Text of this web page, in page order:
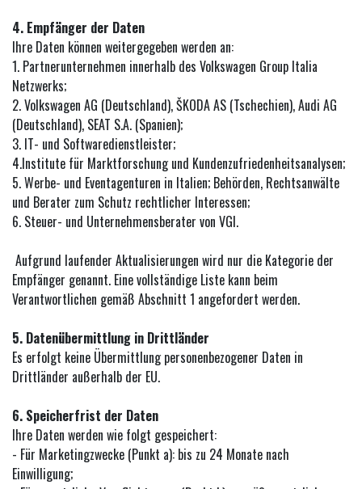
4. Empfänger der Daten
Ihre Daten können weitergegeben werden an:
1. Partnerunternehmen innerhalb des Volkswagen Group Italia
Netzwerks;
2. Volkswagen AG (Deutschland), ŠKODA AS (Tschechien), Audi AG
(Deutschland), SEAT S.A. (Spanien);
3. IT- und Softwaredienstleister;
4.Institute für Marktforschung und Kundenzufriedenheitsanalysen;
5. Werbe- und Eventagenturen in Italien; Behörden, Rechtsanwälte
und Berater zum Schutz rechtlicher Interessen;
6. Steuer- und Unternehmensberater von VGI.
Aufgrund laufender Aktualisierungen wird nur die Kategorie der
Empfänger genannt. Eine vollständige Liste kann beim
Verantwortlichen gemäß Abschnitt 1 angefordert werden.
5. Datenübermittlung in Drittländer
Es erfolgt keine Übermittlung personenbezogener Daten in
Drittländer außerhalb der EU.
6. Speicherfrist der Daten
Ihre Daten werden wie folgt gespeichert:
- Für Marketingzwecke (Punkt a): bis zu 24 Monate nach
Einwilligung;